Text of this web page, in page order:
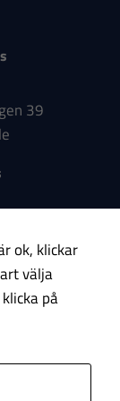
39
ok, klickar
välja
på